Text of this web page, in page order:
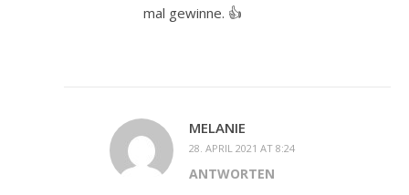
mal gewinne. 👍
MELANIE
28. APRIL 2021 AT 8:24
ANTWORTEN